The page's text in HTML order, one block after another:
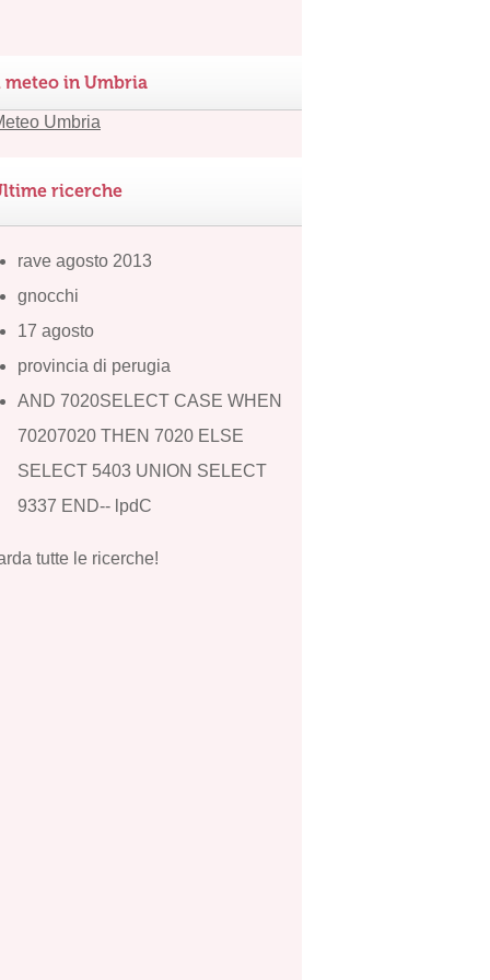
meteo in Umbria
ricerche
rave agosto 2013
gnocchi
17 agosto
provincia di perugia
AND 7020SELECT CASE WHEN
70207020 THEN 7020 ELSE
SELECT 5403 UNION SELECT
9337 END-- lpdC
tutte le ricerche!